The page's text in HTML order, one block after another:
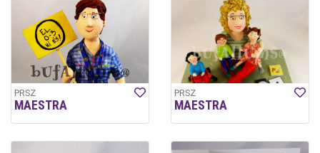
PRSZ
MAESTRA
PRSZ
MAESTRA